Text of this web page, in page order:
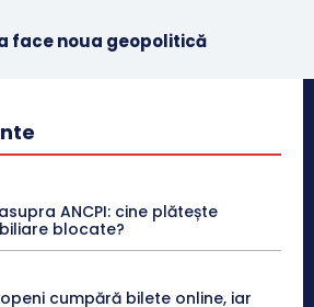
face noua geopolitică
ANCPI: cine plătește
blocate?
cumpără bilete online, iar